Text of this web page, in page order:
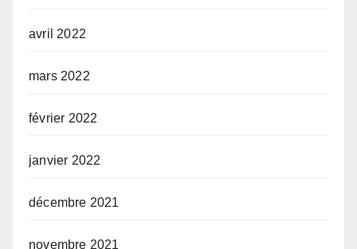
avril 2022
mars 2022
février 2022
janvier 2022
décembre 2021
novembre 2021